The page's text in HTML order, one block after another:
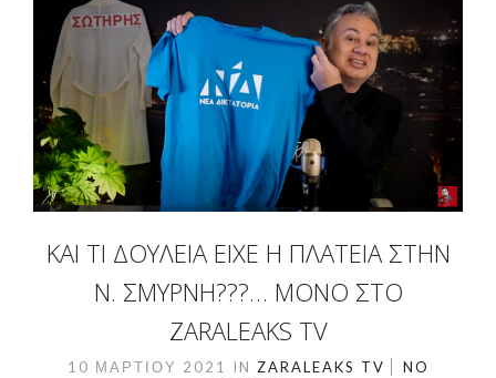
ΚΑΙ ΤΊ ΔΟΥΛΕΙΆ ΕΊΧΕ Η ΠΛΑΤΕΊΑ ΣΤΗΝ
Ν. ΣΜΎΡΝΗ???… ΜΌΝΟ ΣΤΟ
ZARALEAKS TV
10 ΜΑΡΤΊΟΥ 2021 IN ZARALEAKS TV
NO